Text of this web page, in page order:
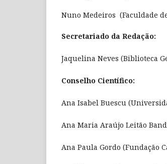
Nuno Medeiros (Faculdade
Secretariado da Redação:
Jaquelina Neves (Biblioteca
Conselho Científico:
Ana Isabel Buescu
Ana Maria Araújo Leitão
Ana Paula Gordo (Fundação